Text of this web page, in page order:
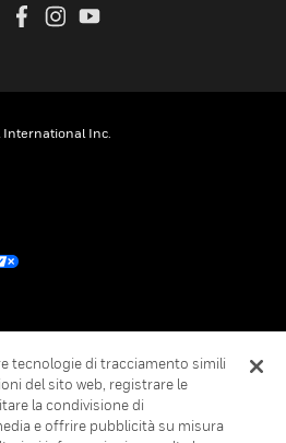
Inc.
tecnologie di tracciamento simili
del sito web, registrare le
la condivisione di
e offrire pubblicità su misura